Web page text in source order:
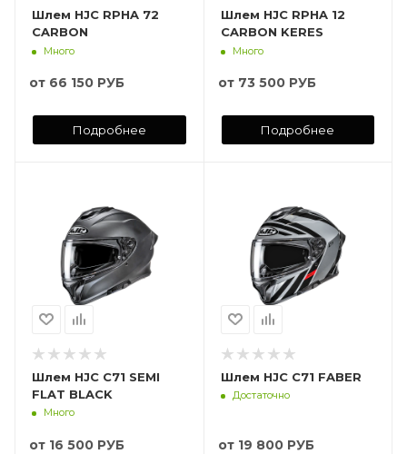
Шлем HJC RPHA 72
CARBON
Много
от 66 150 РУБ
Подробнее
Шлем HJC RPHA 12
CARBON KERES
Много
от 73 500 РУБ
Подробнее
Шлем HJC C71 SEMI
FLAT BLACK
Много
от 16 500 РУБ
Шлем HJC C71 FABER
Достаточно
от 19 800 РУБ